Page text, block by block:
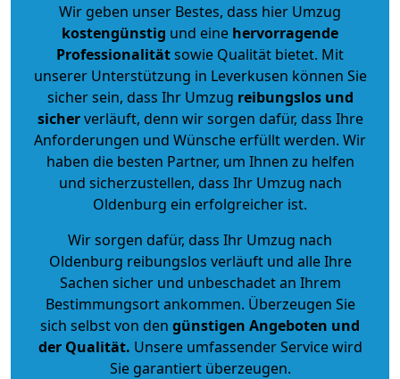
Wir geben unser Bestes, dass hier Umzug
kostengünstig und eine hervorragende
Professionalitätsowie Qualität bietet. Mit
unserer Unterstützung in Leverkusen können Sie
sicher sein, dass Ihr Umzug reibungslos und
sicherverläuft, denn wir sorgen dafür, dass Ihre
Anforderungen und Wünsche erfüllt werden. Wir
haben die besten Partner, um Ihnen zu helfen
und sicherzustellen, dass Ihr Umzug nach
Oldenburg ein erfolgreicher ist.
Wir sorgen dafür, dass Ihr Umzug nach
Oldenburg reibungslos verläuft und alle Ihre
Sachen sicher und unbeschadet an Ihrem
Bestimmungsort ankommen. Überzeugen Sie
sich selbst von den günstigen Angeboten und
der Qualität. Unsere umfassender Service wird
Sie garantiert überzeugen.